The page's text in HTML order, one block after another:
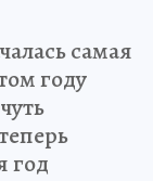
самая
году
год